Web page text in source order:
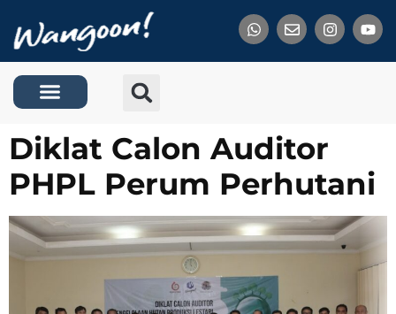
Diklat Calon Auditor
PHPL Perum Perhutani